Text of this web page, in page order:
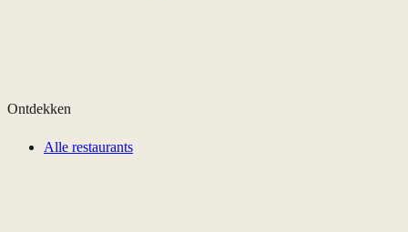
Ontdekken
Alle restaurants